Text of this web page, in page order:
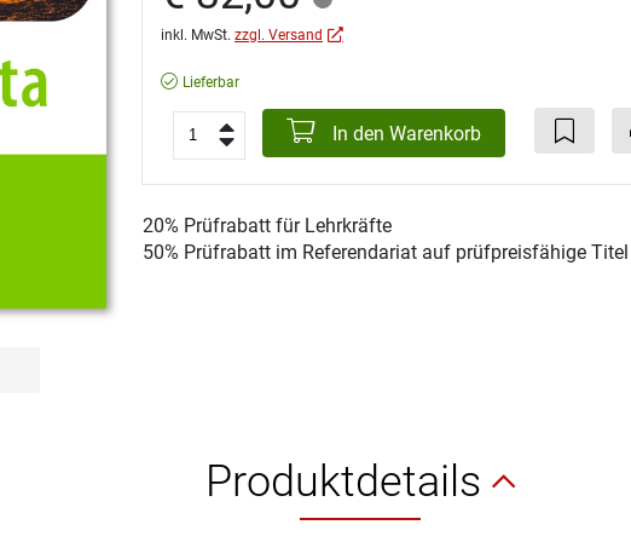
inkl. MwSt. zzgl. Versand
Lieferbar
In den Warenkorb
20% Prüfrabatt für Lehrkräfte
50% Prüfrabatt im Referendariat auf prüfpreisfähige
Produktdetails